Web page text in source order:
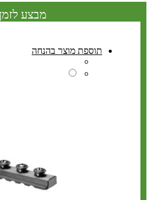
מבצע
תוספת מוצר בהנחה